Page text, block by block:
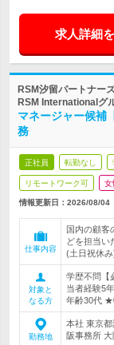
求人詳細
RSM汐留パートナー
RSM Internationalグ
マネージャー候補
務
正社員 転勤なし
リモートワーク可 女
情報更新日：2026/08/04
仕事内容
国内の顧客
どを担当
(土日祝休み
対象と
なる方
学歴不問【
当者経験5
年齢30代 ★
勤務地
本社 東京
阪事務所